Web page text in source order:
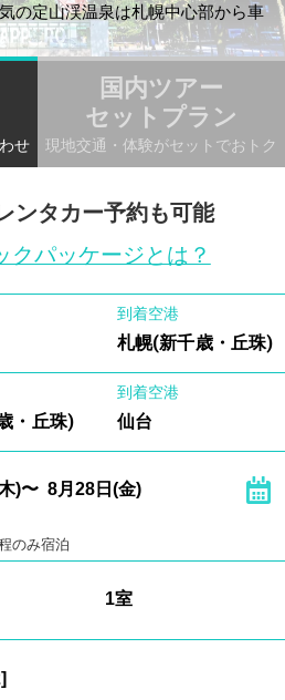
の定山渓温泉は札幌中心部から車
せ
国内ツアー
セットプラン
現地交通・体験がセットでおトク
ンタカー予約も可能
クパッケージとは？
到着空港
札幌(新千歳・丘珠)
・丘珠)
到着空港
仙台
のみ宿泊